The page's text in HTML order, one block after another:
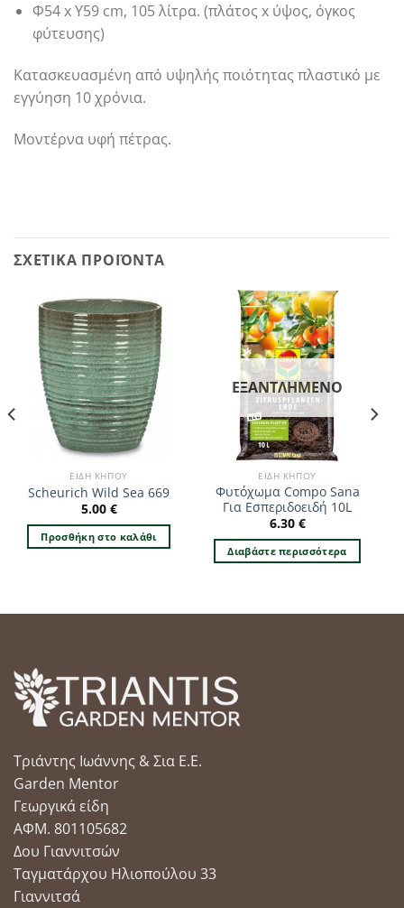
Φ54 x Υ59 cm, 105 λίτρα. (πλάτος x ύψος, όγκος
φύτευσης)
Κατασκευασμένη από υψηλής ποιότητας πλαστικό με
εγγύηση 10 χρόνια.
Μοντέρνα υφή πέτρας.
ΣΧΕΤΙΚΆ ΠΡΟΪΌΝΤΑ
ΕΊΔΗ ΚΉΠΟΥ
Scheurich Wild Sea 669
5.00 €
Προσθήκη στο καλάθι
ΕΞΑΝΤΛΗΜΈΝΟ
ΕΊΔΗ ΚΉΠΟΥ
Φυτόχωμα Compo Sana
Για Εσπεριδοειδή 10L
6.30 €
Διαβάστε περισσότερα
Τριάντης Ιωάννης & Σια Ε.Ε.
Garden Mentor
Γεωργικά είδη
ΑΦΜ. 801105682
Δου Γιαννιτσών
Ταγματάρχου Ηλιοπούλου 33
Γιαννιτσά